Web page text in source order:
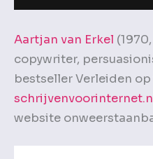
Aartjan van Erkel
copywriter,
bestseller Verleiden
website